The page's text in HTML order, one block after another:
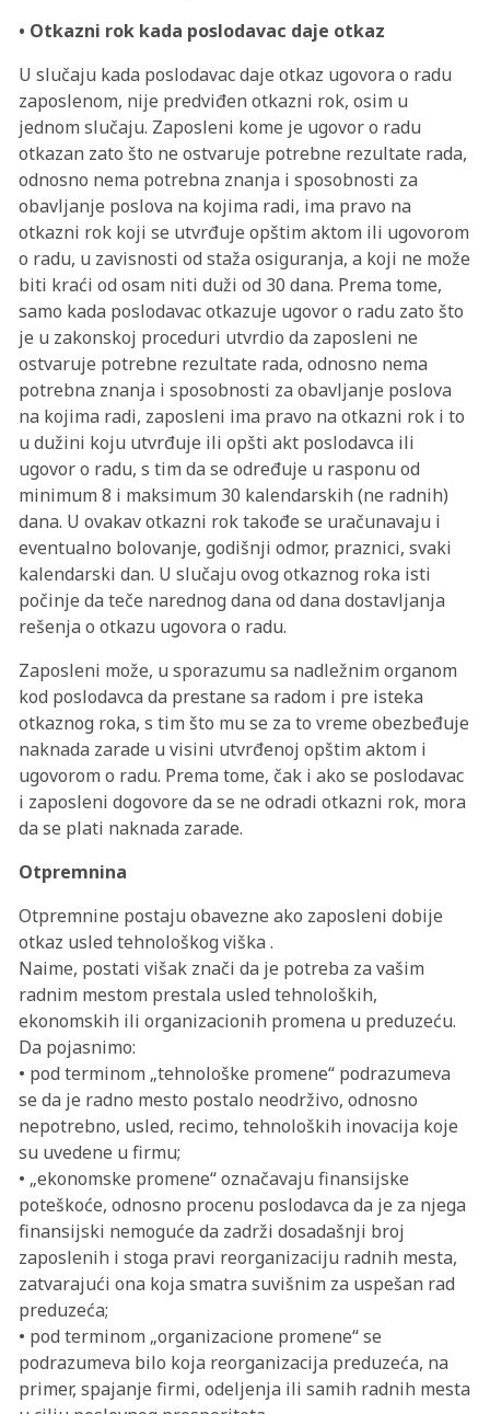
• Otkazni rok kada poslodavac daje otkaz
U slučaju kada poslodavac daje otkaz ugovora o radu
zaposlenom, nije predviđen otkazni rok, osim u
jednom slučaju. Zaposleni kome je ugovor o radu
otkazan zato što ne ostvaruje potrebne rezultate rada,
odnosno nema potrebna znanja i sposobnosti za
obavljanje poslova na kojima radi, ima pravo na
otkazni rok koji se utvrđuje opštim aktom ili ugovorom
o radu, u zavisnosti od staža osiguranja, a koji ne može
biti kraći od osam niti duži od 30 dana. Prema tome,
samo kada poslodavac otkazuje ugovor o radu zato što
je u zakonskoj proceduri utvrdio da zaposleni ne
ostvaruje potrebne rezultate rada, odnosno nema
potrebna znanja i sposobnosti za obavljanje poslova
na kojima radi, zaposleni ima pravo na otkazni rok i to
u dužini koju utvrđuje ili opšti akt poslodavca ili
ugovor o radu, s tim da se određuje u rasponu od
minimum 8 i maksimum 30 kalendarskih (ne radnih)
dana. U ovakav otkazni rok takođe se uračunavaju i
eventualno bolovanje, godišnji odmor, praznici, svaki
kalendarski dan. U slučaju ovog otkaznog roka isti
počinje da teče narednog dana od dana dostavljanja
rešenja o otkazu ugovora o radu.
Zaposleni može, u sporazumu sa nadležnim organom
kod poslodavca da prestane sa radom i pre isteka
otkaznog roka, s tim što mu se za to vreme obezbeđuje
naknada zarade u visini utvrđenoj opštim aktom i
ugovorom o radu. Prema tome, čak i ako se poslodavac
i zaposleni dogovore da se ne odradi otkazni rok, mora
da se plati naknada zarade.
Otpremnina
Otpremnine postaju obavezne ako zaposleni dobije
otkaz usled tehnološkog viška .
Naime, postati višak znači da je potreba za vašim
radnim mestom prestala usled tehnoloških,
ekonomskih ili organizacionih promena u preduzeću.
Da pojasnimo:
• pod terminom „tehnološke promene“ podrazumeva
se da je radno mesto postalo neodrživo, odnosno
nepotrebno, usled, recimo, tehnoloških inovacija koje
su uvedene u firmu;
• „ekonomske promene“ označavaju finansijske
poteškoće, odnosno procenu poslodavca da je za njega
finansijski nemoguće da zadrži dosadašnji broj
zaposlenih i stoga pravi reorganizaciju radnih mesta,
zatvarajući ona koja smatra suvišnim za uspešan rad
preduzeća;
• pod terminom „organizacione promene“ se
podrazumeva bilo koja reorganizacija preduzeća, na
primer, spajanje firmi, odeljenja ili samih radnih mesta